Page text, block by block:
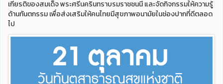
เกียรติของสมเด็จ พระศรีนครินทราบรมราชชนนี และจัดกิจกรรมให้ความรู้
ด้านทันตกรรม เพื่อส่งเสริมให้คนไทยมีสุขภาพอนามัยในช่องปากที่ดีตลอด
ไป